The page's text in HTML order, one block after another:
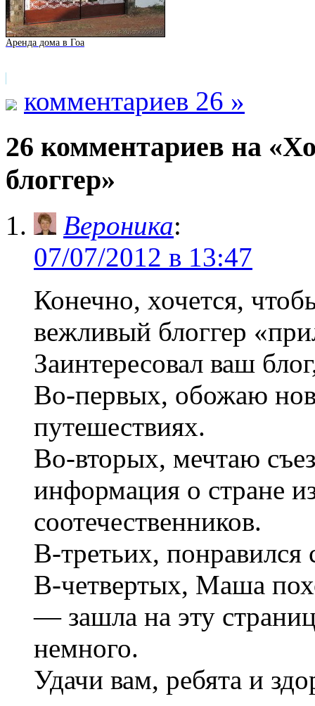
Аренда дома в Гоа
комментариев 26 »
26 комментариев на
блоггер»
Вероника:
07/07/2012 в 13:47
Конечно, хочется,
вежливый блоггер
Заинтересовал ваш
Во-первых, обожаю
путешествиях.
Во-вторых, мечтаю
информация о стране
соотечественников.
В-третьих, понравился
В-четвертых, Маша
— зашла на эту
немного.
Удачи вам, ребята и